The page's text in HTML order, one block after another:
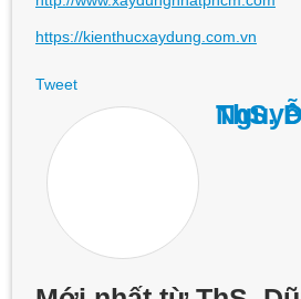
https://kienthucxaydung.com.vn
Tweet
ThS. Dũng